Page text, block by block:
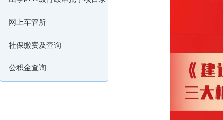
网上车管所
社保缴费及查询
公积金查询